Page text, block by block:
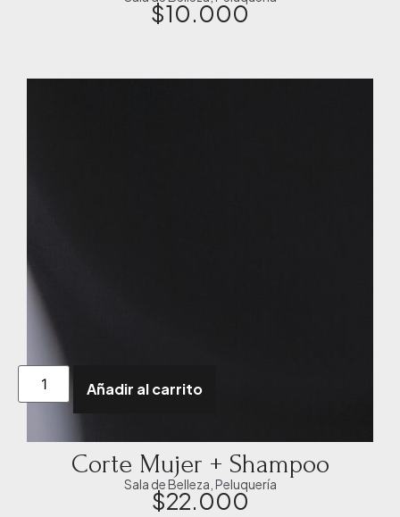
$10.000
Añadir al carrito
Corte Mujer + Shampoo
Sala de Belleza Peluquería
$22.000